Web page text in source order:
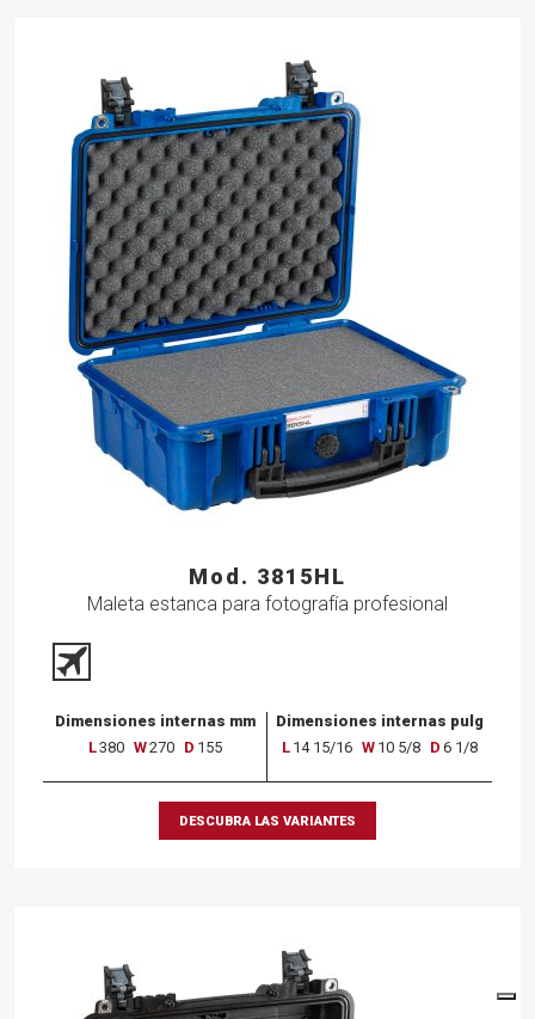
Mod. 3815HL
Maleta estanca para fotografía profesional
Dimensiones internas mm
L380 W270 D 155
Dimensiones internas pulg
L 14 15/16 W 10 5/8 D 6 1/8
DESCUBRA LAS VARIANTES